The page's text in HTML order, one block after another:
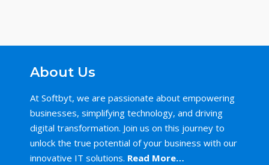
About Us
At Softbyt, we are passionate about empowering
businesses, simplifying technology, and driving
digital transformation. Join us on this journey to
unlock the true potential of your business with our
innovative IT solutions. Read More…